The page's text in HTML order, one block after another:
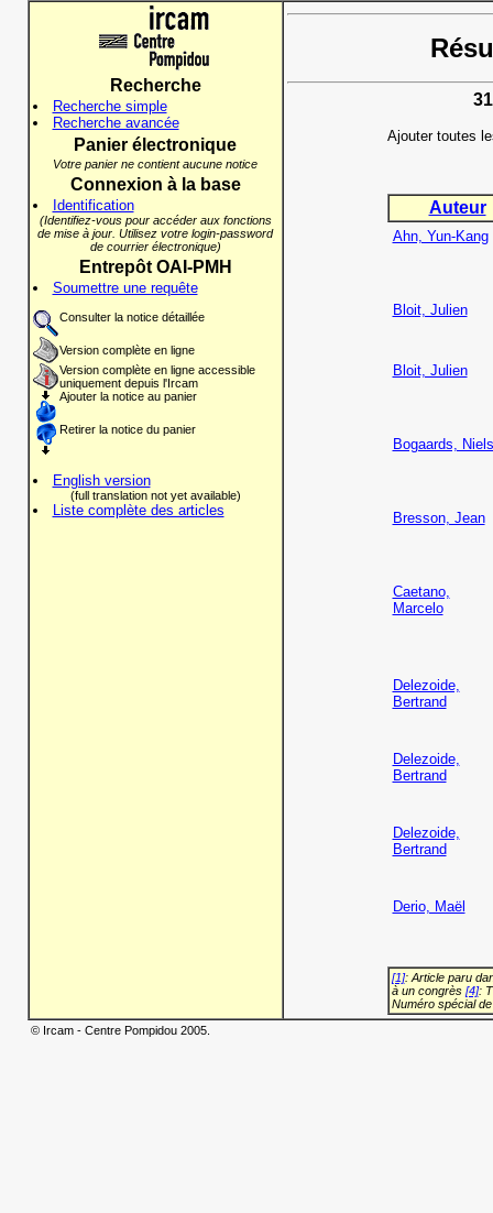
Recherche
Recherche simple
Recherche avancée
Panier électronique
Votre panier ne contient aucune notice
Connexion à la base
Identification
(Identifiez-vous pour accéder aux fonctions
de mise à jour. Utilisez votre login-password
de courrier électronique)
Entrepôt OAI-PMH
Soumettre une requête
Consulter la notice détaillée
Version complète en ligne
Version complète en ligne accessible
uniquement depuis l'Ircam
Ajouter la notice au panier
Retirer la notice du panier
English version
(full translation not yet available)
Liste complète des articles
Ajouter toutes
Auteur
Ahn, Yun-Kang
Bloit, Julien
Bloit, Julien
Bogaards, Niels
Bresson, Jean
Caetano,
Marcelo
Delezoide,
Bertrand
Delezoide,
Bertrand
Delezoide,
Bertrand
Derio, Maël
[1]: Article paru
à un congrès [4]:
Numéro spécial
© Ircam - Centre Pompidou 2005.